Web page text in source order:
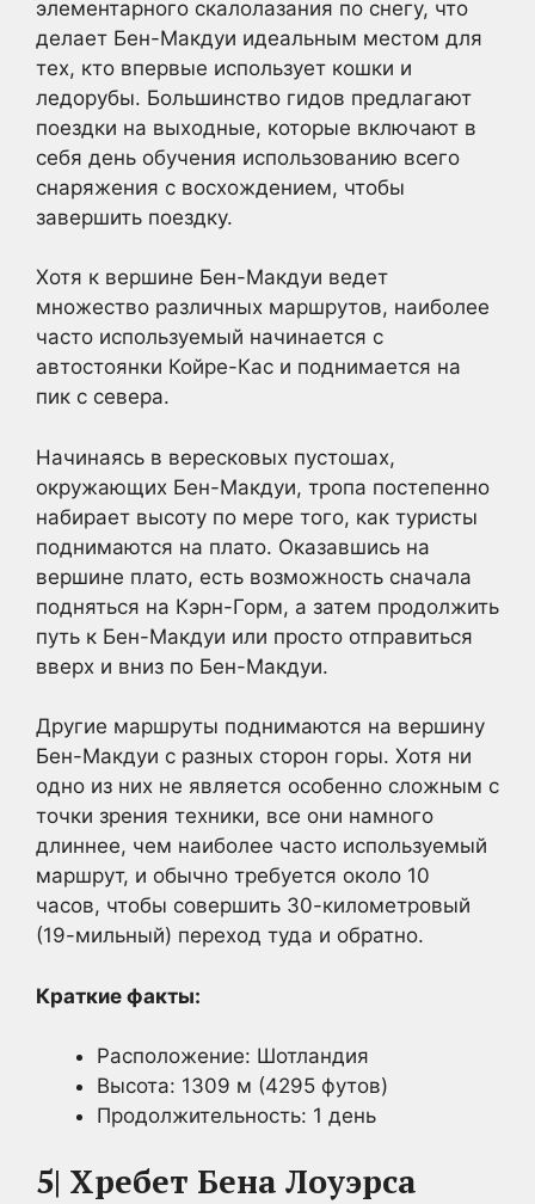
элементарного скалолазания по снегу, что
делает Бен-Макдуи идеальным местом для
тех, кто впервые использует кошки и
ледорубы. Большинство гидов предлагают
поездки на выходные, которые включают в
себя день обучения использованию всего
снаряжения с восхождением, чтобы
завершить поездку.
Хотя к вершине Бен-Макдуи ведет
множество различных маршрутов, наиболее
часто используемый начинается с
автостоянки Койре-Кас и поднимается на
пик с севера.
Начинаясь в вересковых пустошах,
окружающих Бен-Макдуи, тропа постепенно
набирает высоту по мере того, как туристы
поднимаются на плато. Оказавшись на
вершине плато, есть возможность сначала
подняться на Кэрн-Горм, а затем продолжить
путь к Бен-Макдуи или просто отправиться
вверх и вниз по Бен-Макдуи.
Другие маршруты поднимаются на вершину
Бен-Макдуи с разных сторон горы. Хотя ни
одно из них не является особенно сложным с
точки зрения техники, все они намного
длиннее, чем наиболее часто используемый
маршрут, и обычно требуется около 10
часов, чтобы совершить 30-километровый
(19-мильный) переход туда и обратно.
Краткие факты:
Расположение: Шотландия
Высота: 1309 м (4295 футов)
Продолжительность: 1 день
5| Хребет Бена Лоуэрса